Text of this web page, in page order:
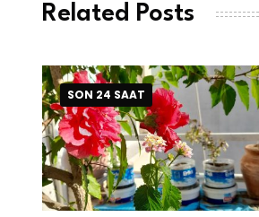
Related Posts
SON 24 SAAT